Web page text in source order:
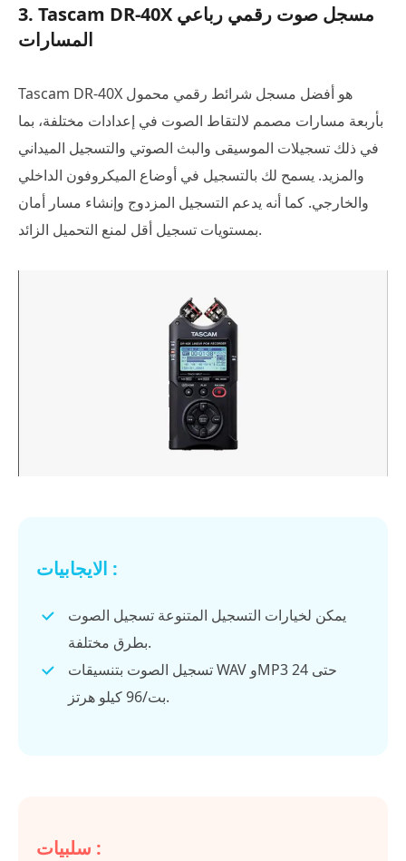
3. Tascam DR-40X مسجل صوت رقمي رباعي
المسارات
Tascam DR-40X هو أفضل مسجل شرائط رقمي محمول
بأربعة مسارات مصمم لالتقاط الصوت في إعدادات مختلفة، بما
في ذلك تسجيلات الموسيقى والبث الصوتي والتسجيل الميداني
والمزيد. يسمح لك بالتسجيل في أوضاع الميكروفون الداخلي
والخارجي. كما أنه يدعم التسجيل المزدوج وإنشاء مسار أمان
بمستويات تسجيل أقل لمنع التحميل الزائد.
الايجابيات :
يمكن لخيارات التسجيل المتنوعة تسجيل الصوت
بطرق مختلفة.
تسجيل الصوت بتنسيقات WAV وMP3 حتى 24
بت/96 كيلو هرتز.
سلبيات :